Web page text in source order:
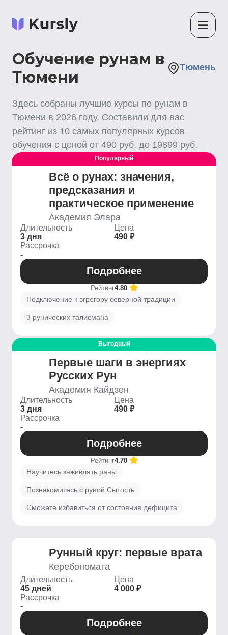
Обучение рунам в
Тюмени
Тюмень
Здесь собраны лучшие курсы по рунам в
Тюмени в 2026 году. Составили для вас
рейтинг из 10 самых популярных курсов
обучения с ценой от 490 руб. до 19899 руб.
Популярный
Всё о рунах: значения,
предсказания и
практическое применение
Академия Элара
Длительность
3 дня
Цена
490 ₽
Рассрочка
-
Подробнее
Рейтинг4.80
Подключение к эгрегору северной традиции
3 рунических талисмана
Выгодный
Первые шаги в энергиях
Русских Рун
Академия Кайдзен
Длительность
3 дня
Цена
490 ₽
Рассрочка
-
Подробнее
Рейтинг4.70
Научитесь заживлять раны
Познакомитесь с руной Сытость
Сможете избавиться от состояния дефицита
Рунный круг: первые врата
Керебономата
Длительность
45 дней
Цена
4 000 ₽
Рассрочка
-
Подробнее